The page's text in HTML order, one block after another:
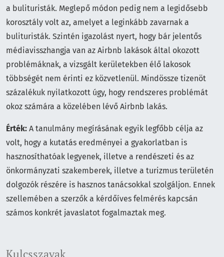
Kulcsszavak
a bulituristák. Meglepő módon pedig nem a legidősebb
korosztály volt az, amelyet a leginkább zavarnak a
bulituristák. Szintén igazolást nyert, hogy bár jelentős
médiavisszhangja van az Airbnb lakások által okozott
problémáknak, a vizsgált kerületekben élő lakosok
többségét nem érinti ez közvetlenül. Mindössze tizenöt
százalékuk nyilatkozott úgy, hogy rendszeres problémát
okoz számára a közelében lévő Airbnb lakás.
Érték: A tanulmány megírásának egyik legfőbb célja az
volt, hogy a kutatás eredményei a gyakorlatban is
hasznosíthatóak legyenek, illetve a rendészeti és az
önkormányzati szakemberek, illetve a turizmus területén
dolgozók részére is hasznos tanácsokkal szolgáljon. Ennek
szellemében a szerzők a kérdőíves felmérés kapcsán
számos konkrét javaslatot fogalmaztak meg.